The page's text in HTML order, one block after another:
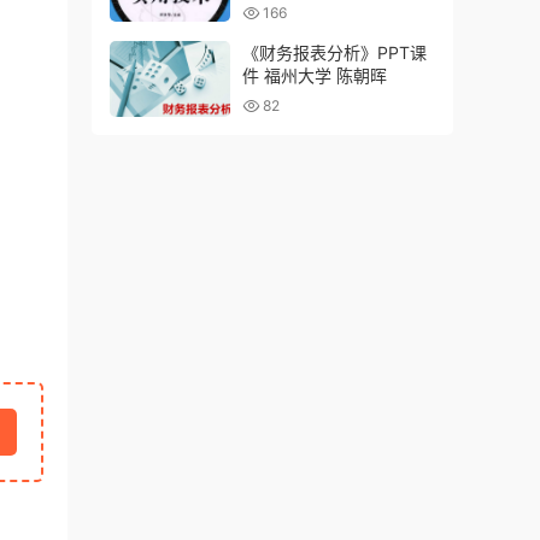
166
《财务报表分析》PPT课
件 福州大学 陈朝晖
82